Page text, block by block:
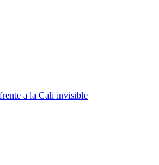
a la Cali invisible